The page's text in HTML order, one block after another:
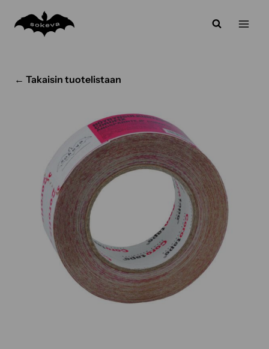
sisältöön
← Takaisin tuotelistaan